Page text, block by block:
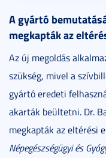
A gyártó
megkapták az
Az új megoldás
szükség, mivel a
gyártó eredeti
akarták beültetni. Dr.
megkapták az eltérési
Népegészségügyi és